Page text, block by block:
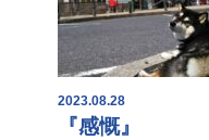
2023.08.28
『感慨』